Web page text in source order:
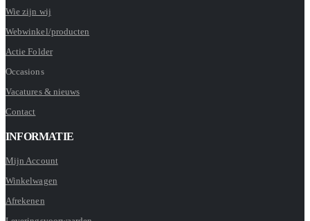
Wie zijn wij
Webwinkel/producten
Actie Folder
Occasions
Vacatures & nieuws
Contact
INFORMATIE
Mijn Account
Winkelwagen
Afrekenen